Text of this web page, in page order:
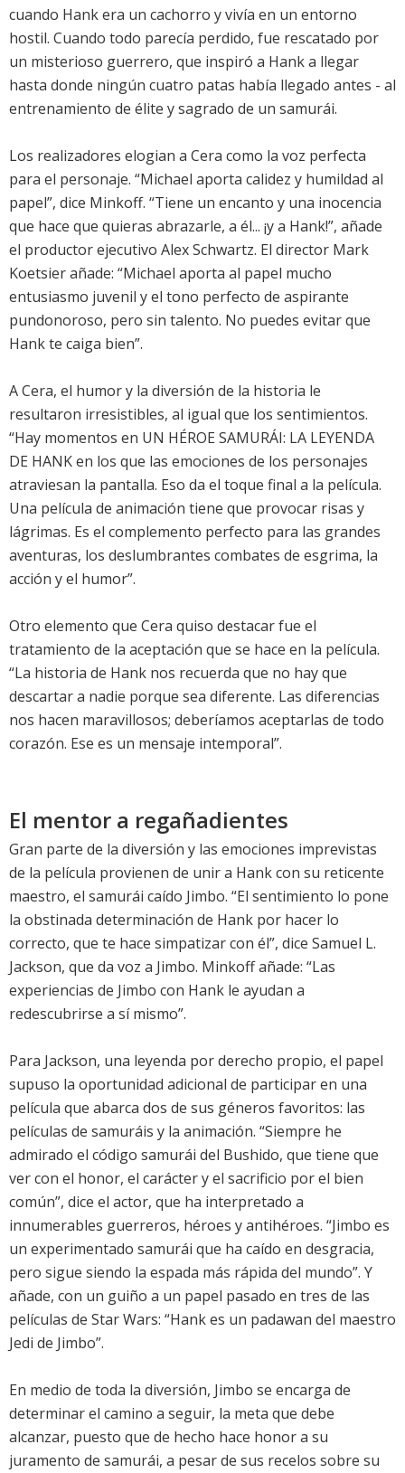
cuando Hank era un cachorro y vivía en un entorno
hostil. Cuando todo parecía perdido, fue rescatado por
un misterioso guerrero, que inspiró a Hank a llegar
hasta donde ningún cuatro patas había llegado antes - al
entrenamiento de élite y sagrado de un samurái.
Los realizadores elogian a Cera como la voz perfecta
para el personaje. “Michael aporta calidez y humildad al
papel”, dice Minkoff. “Tiene un encanto y una inocencia
que hace que quieras abrazarle, a él... ¡y a Hank!”, añade
el productor ejecutivo Alex Schwartz. El director Mark
Koetsier añade: “Michael aporta al papel mucho
entusiasmo juvenil y el tono perfecto de aspirante
pundonoroso, pero sin talento. No puedes evitar que
Hank te caiga bien”.
A Cera, el humor y la diversión de la historia le
resultaron irresistibles, al igual que los sentimientos.
“Hay momentos en UN HÉROE SAMURÁI: LA LEYENDA
DE HANK en los que las emociones de los personajes
atraviesan la pantalla. Eso da el toque final a la película.
Una película de animación tiene que provocar risas y
lágrimas. Es el complemento perfecto para las grandes
aventuras, los deslumbrantes combates de esgrima, la
acción y el humor”.
Otro elemento que Cera quiso destacar fue el
tratamiento de la aceptación que se hace en la película.
“La historia de Hank nos recuerda que no hay que
descartar a nadie porque sea diferente. Las diferencias
nos hacen maravillosos; deberíamos aceptarlas de todo
corazón. Ese es un mensaje intemporal”.
El mentor a regañadientes
Gran parte de la diversión y las emociones imprevistas
de la película provienen de unir a Hank con su reticente
maestro, el samurái caído Jimbo. “El sentimiento lo pone
la obstinada determinación de Hank por hacer lo
correcto, que te hace simpatizar con él”, dice Samuel L.
Jackson, que da voz a Jimbo. Minkoff añade: “Las
experiencias de Jimbo con Hank le ayudan a
redescubrirse a sí mismo”.
Para Jackson, una leyenda por derecho propio, el papel
supuso la oportunidad adicional de participar en una
película que abarca dos de sus géneros favoritos: las
películas de samuráis y la animación. “Siempre he
admirado el código samurái del Bushido, que tiene que
ver con el honor, el carácter y el sacrificio por el bien
común”, dice el actor, que ha interpretado a
innumerables guerreros, héroes y antihéroes. “Jimbo es
un experimentado samurái que ha caído en desgracia,
pero sigue siendo la espada más rápida del mundo”. Y
añade, con un guiño a un papel pasado en tres de las
películas de Star Wars: “Hank es un padawan del maestro
Jedi de Jimbo”.
En medio de toda la diversión, Jimbo se encarga de
determinar el camino a seguir, la meta que debe
alcanzar, puesto que de hecho hace honor a su
juramento de samurái, a pesar de sus recelos sobre su